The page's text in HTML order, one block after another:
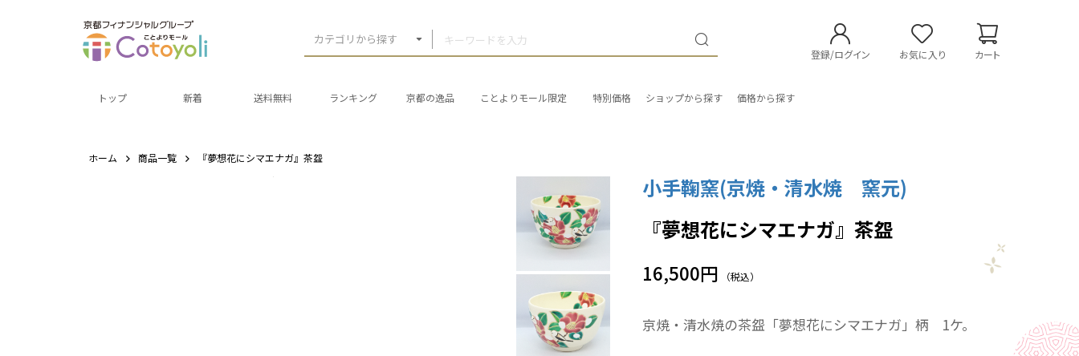
カテゴリから探す
登録/ログイン お気に入り カート
トップ 新着 送料無料 ランキング 京都の逸品 ことよりモール限定 特別価格 ショップから探す 価格から探す
ホーム 商品一覧 『夢想花にシマエナガ』茶盌
小手鞠窯(京焼・清水焼 窯元)
『夢想花にシマエナガ』茶盌
16,500円 （税込）
京焼・清水焼の茶盌「夢想花にシマエナガ」柄 1ケ。